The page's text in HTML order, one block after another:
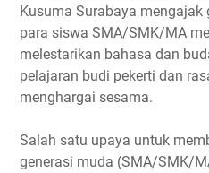
Timeline
Ketentuan Peserta
Ketentuan Lomba
Biaya Pendaftaran
Link Penting
Narahubung
Kusuma Surabaya
para siswa SMA/SMK/MA
melestarikan bahasa dan
pelajaran budi pekerti dan
menghargai sesama.
Salah satu upaya untuk
generasi muda (SMA/SMK/